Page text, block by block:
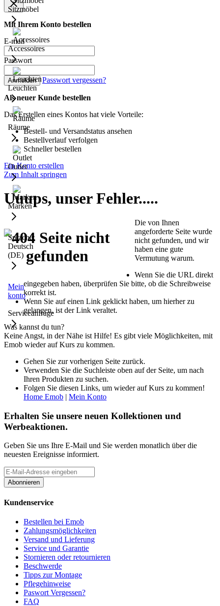
Sitzmöbel
Accessoires
Leuchten
Räume
Outlet
Marken
Sprache:
Deutsch
(DE)
Mein
konto
Serviceanfrage
Mit Ihrem Konto bestellen
E-mail
Passwort
Anmelden Passwort vergessen?
Als neuer Kunde bestellen
Das Erstellen eines Kontos hat viele Vorteile:
Bestell- und Versandstatus ansehen
Bestellverlauf verfolgen
Schneller bestellen
Ein Konto erstellen
Zum Inhalt springen
Uuups, unser Fehler.....
Die von Ihnen
angeforderte Seite wurde
nicht gefunden, und wir
haben eine gute
Vermutung warum.
Wenn Sie die URL direkt
eingegeben haben, überprüfen Sie bitte, ob die Schreibweise
korrekt ist.
Wenn Sie auf einen Link geklickt haben, um hierher zu
gelangen, ist der Link veraltet.
Was kannst du tun?
Keine Angst, in der Nähe ist Hilfe! Es gibt viele Möglichkeiten, mit
Emob wieder auf Kurs zu kommen.
Gehen Sie zur vorherigen Seite zurück.
Verwenden Sie die Suchleiste oben auf der Seite, um nach
Ihren Produkten zu suchen.
Folgen Sie diesen Links, um wieder auf Kurs zu kommen!
Home Emob | Mein Konto
Erhalten Sie unsere neuen Kollektionen und
Werbeaktionen.
Geben Sie uns Ihre E-Mail und Sie werden monatlich über die
neuesten Ereignisse informiert.
Abonnieren
Kundenservice
Bestellen bei Emob
Zahlungsmöglichkeiten
Versand und Lieferung
Service und Garantie
Stornieren oder retournieren
Beschwerde
Tipps zur Montage
Pflegehinweise
Paswort Vergessen?
FAQ